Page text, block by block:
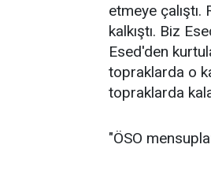
etmeye çalıştı.
kalkıştı. Biz
Esed'den
topraklarda o
topraklarda
"ÖSO